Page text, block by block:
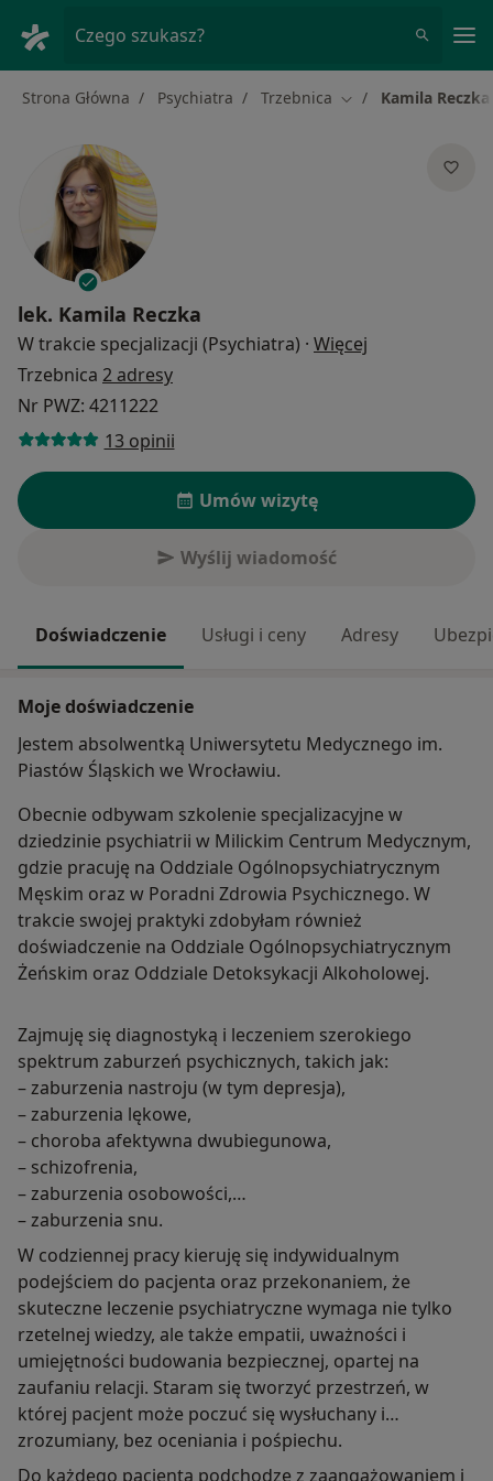
Czego szukasz?
Strona Główna Psychiatra Trzebnica Zmień miasto
Kamila Reczka
lek. Kamila Reczka
W trakcie specjalizacji (Psychiatra) · Więcej
Trzebnica 2 adresy
Nr PWZ: 4211222
13 opinii
Umów wizytę
Wyślij wiadomość
Doświadczenie Usługi i ceny Adresy
Moje doświadczenie
Jestem absolwentką Uniwersytetu Medycznego im.
Piastów Śląskich we Wrocławiu.
Obecnie odbywam szkolenie specjalizacyjne w
dziedzinie psychiatrii w Milickim Centrum Medycznym,
gdzie pracuję na Oddziale Ogólnopsychiatrycznym
Męskim oraz w Poradni Zdrowia Psychicznego. W
trakcie swojej praktyki zdobyłam również
doświadczenie na Oddziale Ogólnopsychiatrycznym
Żeńskim oraz Oddziale Detoksykacji Alkoholowej.
Zajmuję się diagnostyką i leczeniem szerokiego
spektrum zaburzeń psychicznych, takich jak:
– zaburzenia nastroju (w tym depresja),
– zaburzenia lękowe,
– choroba afektywna dwubiegunowa,
– schizofrenia,
– zaburzenia osobowości,
– zaburzenia snu.
W codziennej pracy kieruję się indywidualnym
podejściem do pacjenta oraz przekonaniem, że
skuteczne leczenie psychiatryczne wymaga nie tylko
rzetelnej wiedzy, ale także empatii, uważności i
umiejętności budowania bezpiecznej, opartej na
zaufaniu relacji. Staram się tworzyć przestrzeń, w
której pacjent może poczuć się wysłuchany i
zrozumiany, bez oceniania i pośpiechu.
Do każdego pacjenta podchodzę z zaangażowaniem i